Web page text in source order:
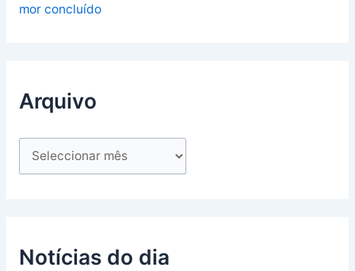
mor concluído
Arquivo
Notícias do dia